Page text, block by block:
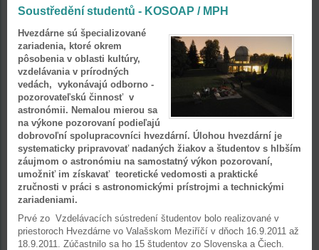
Soustředění studentů - KOSOAP / MPH
Hvezdárne sú špecializované
zariadenia, ktoré okrem
pôsobenia v oblasti kultúry,
vzdelávania v prírodných
vedách, vykonávajú odborno -
pozorovateľskú činnosť v
astronómii. Nemalou mierou sa
na výkone pozorovaní podieľajú
dobrovoľní spolupracovníci hvezdární. Úlohou hvezdární je
systematicky pripravovať nadaných žiakov a študentov s hlbším
záujmom o astronómiu na samostatný výkon pozorovaní,
umožniť im získavať teoretické vedomosti a praktické
zručnosti v práci s astronomickými prístrojmi a technickými
zariadeniami.
Prvé zo Vzdelávacích sústredení študentov bolo realizované v
priestoroch Hvezdárne vo Valašskom Meziříčí v dňoch 16.9.2011 až
18.9.2011. Zúčastnilo sa ho 15 študentov zo Slovenska a Čiech.